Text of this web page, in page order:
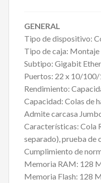
GENERAL
Tipo de dispositivo:
Tipo de caja: Montaje
Subtipo: Gigabit
Puertos: 22 x 10/
Rendimiento:
Capacidad: Colas de
Admite carcasa
Características: Cola
separado), prueba de
Cumplimiento de
Memoria RAM: 128
Memoria Flash: 128